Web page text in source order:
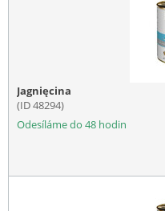
Jagnięcina
(ID 48294)
Odesíláme do 48 hodin